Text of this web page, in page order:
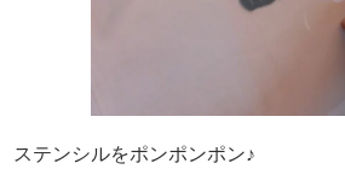
ステンシルをポンポンポン♪